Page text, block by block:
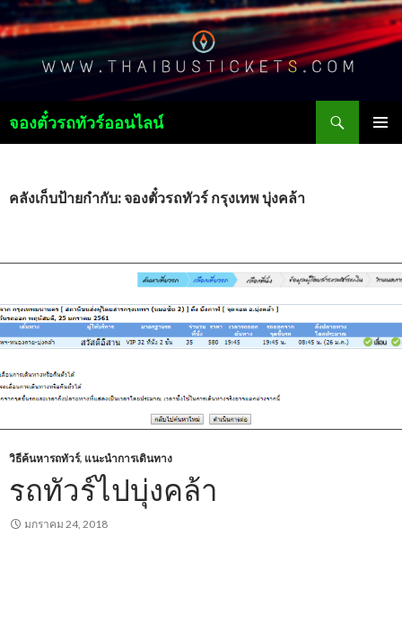
จองตั๋วรถทัวร์ออนไลน์
เนื้อหา
คลังเก็บป้ายกำกับ: จองตั๋วรถทัวร์ กรุงเทพ บุ่งคล้า
วิธีค้นหารถทัวร์, แนะนำการเดินทาง
รถทัวร์ไปบุ่งคล้า
มกราคม 24, 2018